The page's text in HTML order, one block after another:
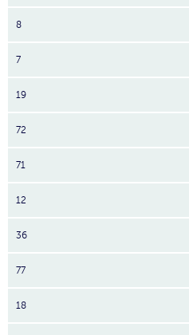
8
7
19
72
71
12
36
77
18